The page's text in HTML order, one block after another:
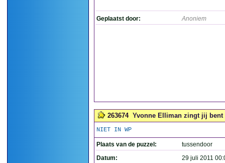
Geplaatst door: Anoniem
263674 Yvonne Elliman zingt jij bent
NIET IN WP
Plaats van de puzzel:
tussendoor
Datum:
29 juli 2011